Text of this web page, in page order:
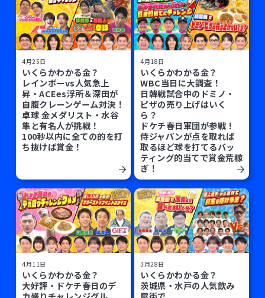
4月25日
いくらかわかる金？
レインボーvs人気急上
昇・ACEes浮所＆深田が
自腹クレーンゲーム対決！
卓球 金メダリスト・水谷
隼と有名人が挑戦！
100秒以内に全ての的を打
ち抜けば賞金！
4月18日
いくらかわかる金？
WBC当日に大調査！
日韓戦試合中のドミノ・
ピザの売り上げはいく
ら？
ドケチ春日軍団が参戦！
侍ジャパンが点を取れば
取るほど球を打てるバッ
ティング的当てで賞金荒稼
ぎ！
4月11日
いくらかわかる金？
大好評・ドケチ春日のデ
3月28日
いくらかわかる金？
茨城県・水戸の人気飲み